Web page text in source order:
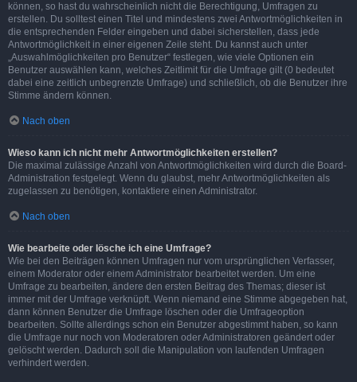
können, so hast du wahrscheinlich nicht die Berechtigung, Umfragen zu
erstellen. Du solltest einen Titel und mindestens zwei Antwortmöglichkeiten in
die entsprechenden Felder eingeben und dabei sicherstellen, dass jede
Antwortmöglichkeit in einer eigenen Zeile steht. Du kannst auch unter
„Auswahlmöglichkeiten pro Benutzer“ festlegen, wie viele Optionen ein
Benutzer auswählen kann, welches Zeitlimit für die Umfrage gilt (0 bedeutet
dabei eine zeitlich unbegrenzte Umfrage) und schließlich, ob die Benutzer ihre
Stimme ändern können.
Nach oben
Wieso kann ich nicht mehr Antwortmöglichkeiten erstellen?
Die maximal zulässige Anzahl von Antwortmöglichkeiten wird durch die Board-
Administration festgelegt. Wenn du glaubst, mehr Antwortmöglichkeiten als
zugelassen zu benötigen, kontaktiere einen Administrator.
Nach oben
Wie bearbeite oder lösche ich eine Umfrage?
Wie bei den Beiträgen können Umfragen nur vom ursprünglichen Verfasser,
einem Moderator oder einem Administrator bearbeitet werden. Um eine
Umfrage zu bearbeiten, ändere den ersten Beitrag des Themas; dieser ist
immer mit der Umfrage verknüpft. Wenn niemand eine Stimme abgegeben hat,
dann können Benutzer die Umfrage löschen oder die Umfrageoption
bearbeiten. Sollte allerdings schon ein Benutzer abgestimmt haben, so kann
die Umfrage nur noch von Moderatoren oder Administratoren geändert oder
gelöscht werden. Dadurch soll die Manipulation von laufenden Umfragen
verhindert werden.